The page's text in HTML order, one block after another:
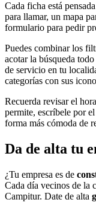
Cada ficha está
para llamar, un mapa
formulario para pedir
Puedes combinar los
acotar la búsqueda
de servicio en tu
categorías con sus
Recuerda revisar el
permite, escríbele por
forma más cómoda de
Da de alta tu
¿Tu empresa es de
Cada día vecinos de la
Campitur. Date de alta